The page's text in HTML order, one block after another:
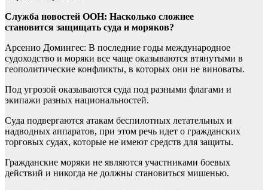
Служба новостей ООН: Насколько сложнее
становится защищать суда и моряков?
Арсенио Домингес: В последние годы международное
судоходство и моряки все чаще оказываются втянутыми в
геополитические конфликты, в которых они не виноваты.
Под угрозой оказываются суда под разными флагами и
экипажи разных национальностей.
Суда подвергаются атакам беспилотных летательных и
надводных аппаратов, при этом речь идет о гражданских
торговых судах, которые не имеют средств для защиты.
Гражданские моряки не являются участниками боевых
действий и никогда не должны становиться мишенью.